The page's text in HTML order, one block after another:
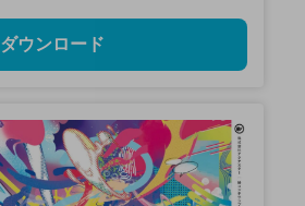
ダウンロード